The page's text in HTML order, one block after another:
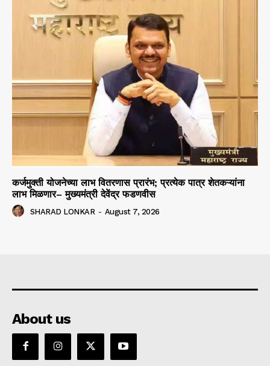
कर्जमुक्ती योजनेच्या लाभ वितरणास प्रारंभ; प्रत्येक पात्र शेतकऱ्यांना
लाभ मिळणार– मुख्यमंत्री देवेंद्र फडणवीस
SHARAD LONKAR - August 7, 2026
About us